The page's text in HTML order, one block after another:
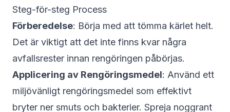
Steg-för-steg Process
Förberedelse: Börja med att tömma kärlet helt.
Det är viktigt att det inte finns kvar några
avfallsrester innan rengöringen påbörjas.
Applicering av Rengöringsmedel: Använd ett
miljövänligt rengöringsmedel som effektivt
bryter ner smuts och bakterier. Spreja noggrant